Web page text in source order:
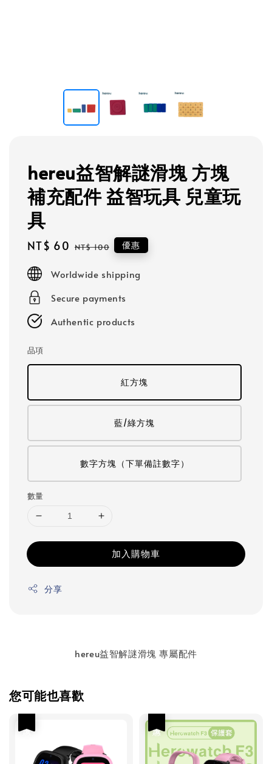
hereu益智解謎滑塊 方塊
補充配件 益智玩具 兒童玩
具
Sale
NT$ 60 Regular
NT$ 100 優惠
Worldwide shipping
Secure payments
Authentic products
品項
紅方塊
藍/綠方塊
數字方塊（下單備註數字）
數量
加入購物車
分享
hereu益智解謎滑塊 專屬配件
您可能也喜歡